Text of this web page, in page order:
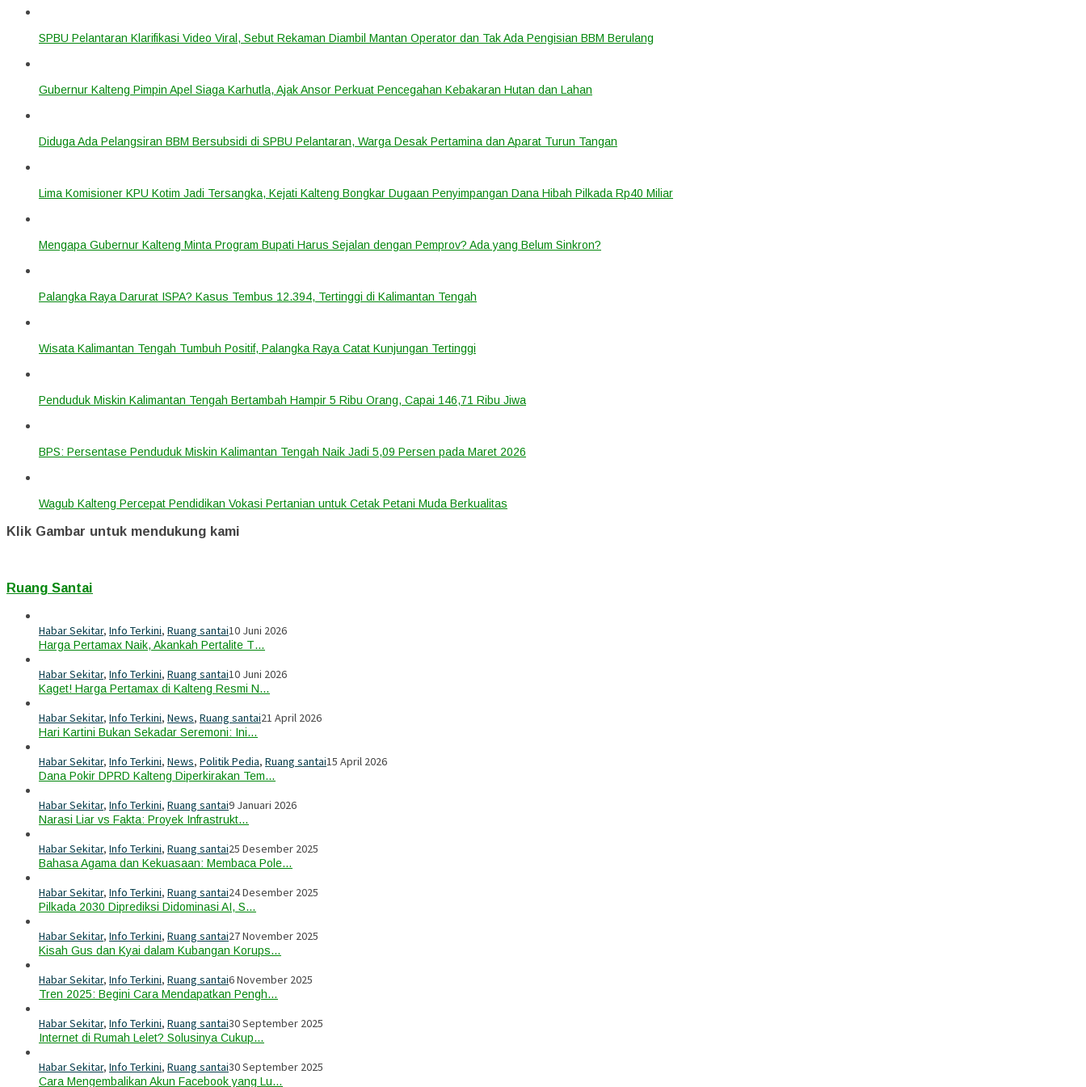
SPBU Pelantaran Klarifikasi Video Viral, Sebut Rekaman Diambil Mantan Operator dan Tak Ada Pengisian BBM Berulang
Gubernur Kalteng Pimpin Apel Siaga Karhutla, Ajak Ansor Perkuat Pencegahan Kebakaran Hutan dan Lahan
Diduga Ada Pelangsiran BBM Bersubsidi di SPBU Pelantaran, Warga Desak Pertamina dan Aparat Turun Tangan
Lima Komisioner KPU Kotim Jadi Tersangka, Kejati Kalteng Bongkar Dugaan Penyimpangan Dana Hibah Pilkada Rp40 Miliar
Mengapa Gubernur Kalteng Minta Program Bupati Harus Sejalan dengan Pemprov? Ada yang Belum Sinkron?
Palangka Raya Darurat ISPA? Kasus Tembus 12.394, Tertinggi di Kalimantan Tengah
Wisata Kalimantan Tengah Tumbuh Positif, Palangka Raya Catat Kunjungan Tertinggi
Penduduk Miskin Kalimantan Tengah Bertambah Hampir 5 Ribu Orang, Capai 146,71 Ribu Jiwa
BPS: Persentase Penduduk Miskin Kalimantan Tengah Naik Jadi 5,09 Persen pada Maret 2026
Wagub Kalteng Percepat Pendidikan Vokasi Pertanian untuk Cetak Petani Muda Berkualitas
Klik Gambar untuk mendukung kami
Ruang Santai
Habar Sekitar, Info Terkini, Ruang santai10 Juni 2026
Harga Pertamax Naik, Akankah Pertalite T…
Habar Sekitar, Info Terkini, Ruang santai10 Juni 2026
Kaget! Harga Pertamax di Kalteng Resmi N…
Habar Sekitar, Info Terkini, News, Ruang santai21 April 2026
Hari Kartini Bukan Sekadar Seremoni: Ini…
Habar Sekitar, Info Terkini, News, Politik Pedia, Ruang santai15 April 2026
Dana Pokir DPRD Kalteng Diperkirakan Tem…
Habar Sekitar, Info Terkini, Ruang santai9 Januari 2026
Narasi Liar vs Fakta: Proyek Infrastrukt…
Habar Sekitar, Info Terkini, Ruang santai25 Desember 2025
Bahasa Agama dan Kekuasaan: Membaca Pole…
Habar Sekitar, Info Terkini, Ruang santai24 Desember 2025
Pilkada 2030 Diprediksi Didominasi AI, S…
Habar Sekitar, Info Terkini, Ruang santai27 November 2025
Kisah Gus dan Kyai dalam Kubangan Korups…
Habar Sekitar, Info Terkini, Ruang santai6 November 2025
Tren 2025: Begini Cara Mendapatkan Pengh…
Habar Sekitar, Info Terkini, Ruang santai30 September 2025
Internet di Rumah Lelet? Solusinya Cukup…
Habar Sekitar, Info Terkini, Ruang santai30 September 2025
Cara Mengembalikan Akun Facebook yang Lu…